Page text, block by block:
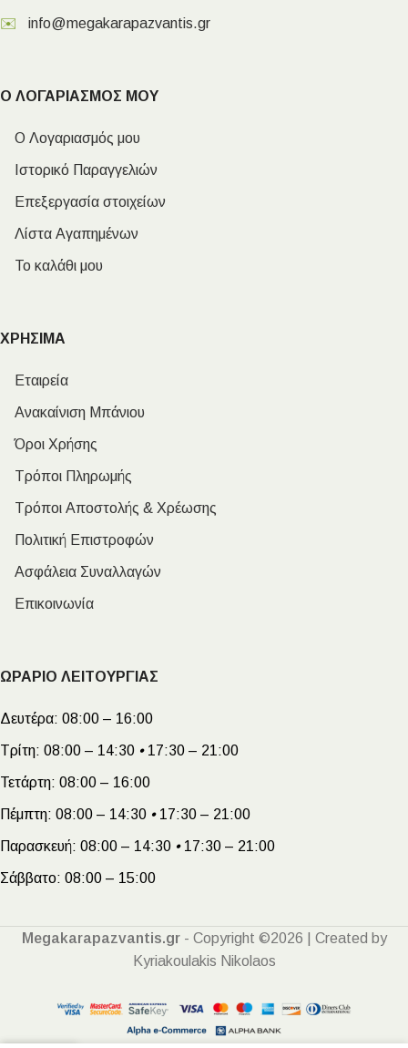
✉️ info@megakarapazvantis.gr
Ο ΛΟΓΑΡΙΑΣΜΟΣ ΜΟΥ
Ο Λογαριασμός μου
Ιστορικό Παραγγελιών
Επεξεργασία στοιχείων
Λίστα Αγαπημένων
Το καλάθι μου
ΧΡΗΣΙΜΑ
Εταιρεία
Ανακαίνιση Μπάνιου
Όροι Χρήσης
Τρόποι Πληρωμής
Τρόποι Αποστολής & Χρέωσης
Πολιτική Επιστροφών
Ασφάλεια Συναλλαγών
Επικοινωνία
ΩΡΑΡΙΟ ΛΕΙΤΟΥΡΓΙΑΣ
Δευτέρα: 08:00 – 16:00
Τρίτη: 08:00 – 14:30 •17:30 – 21:00
Τετάρτη: 08:00 – 16:00
Πέμπτη: 08:00 – 14:30 •17:30 – 21:00
Παρασκευή: 08:00 – 14:30 •17:30 – 21:00
Σάββατο: 08:00 – 15:00
Megakarapazvantis.gr- Copyright ©2026 | Created by
Kyriakoulakis Nikolaos